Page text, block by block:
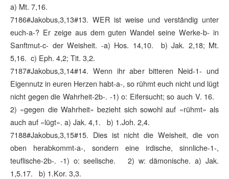
a) Mt. 7,16.
7186#Jakobus,3,13#13. WER ist weise und verständig unter
euch-a-? Er zeige aus dem guten Wandel seine Werke-b- in
Sanftmut-c- der Weisheit. -a) Hos. 14,10. b) Jak. 2,18; Mt.
5,16. c) Eph. 4,2; Tit. 3,2.
7187#Jakobus,3,14#14. Wenn ihr aber bitteren Neid-1- und
Eigennutz in euren Herzen habt-a-, so rühmt euch nicht und lügt
nicht gegen die Wahrheit-2b-. -1) o: Eifersucht; so auch V. 16.
2) «gegen die Wahrheit» bezieht sich sowohl auf «rühmt» als
auch auf «lügt». a) Jak. 4,1. b) 1.Joh. 2,4.
7188#Jakobus,3,15#15. Dies ist nicht die Weisheit, die von
oben herabkommt-a-, sondern eine irdische, sinnliche-1-,
teuflische-2b-. -1) o: seelische. 2) w: dämonische. a) Jak.
1,5.17. b) 1.Kor. 3,3.